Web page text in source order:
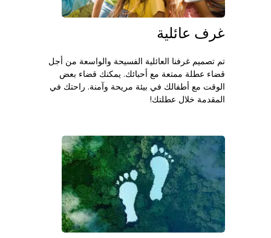
غرف عائلية
تم تصميم غرفنا العائلية الفسيحة والواسعة من أجل
قضاء عطلة ممتعة مع أحبائك. يمكنك قضاء بعض
الوقت مع أطفالك في بيئة مريحة وآمنة. راحتك في
المقدمة خلال عطلتك!